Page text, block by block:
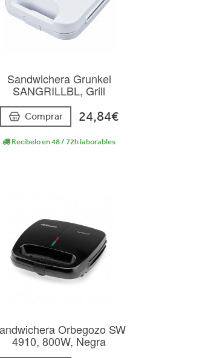
Sandwichera Grunkel
SANGRILLBL, Grill
Comprar 24,84€
Recíbelo en 48 / 72h laborables
Orbegozo SW
4910, 800W, Negra